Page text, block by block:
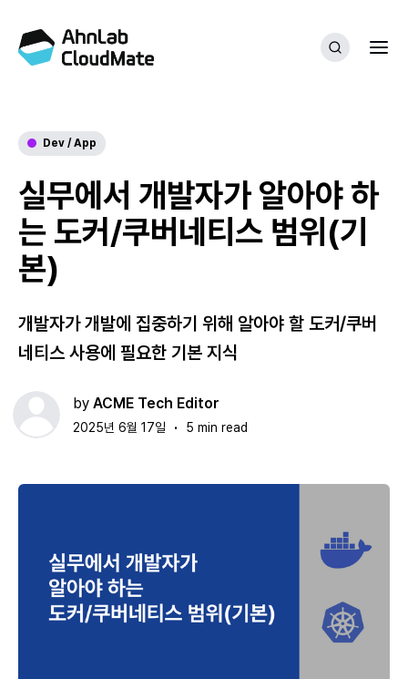
Dev / App
실무에서 개발자가 알아야 하
는 도커/쿠버네티스 범위(기
본)
개발자가 개발에 집중하기 위해 알아야 할 도커/쿠버
네티스 사용에 필요한 기본 지식
by ACME Tech Editor
2025년 6월 17일 • 5 min read